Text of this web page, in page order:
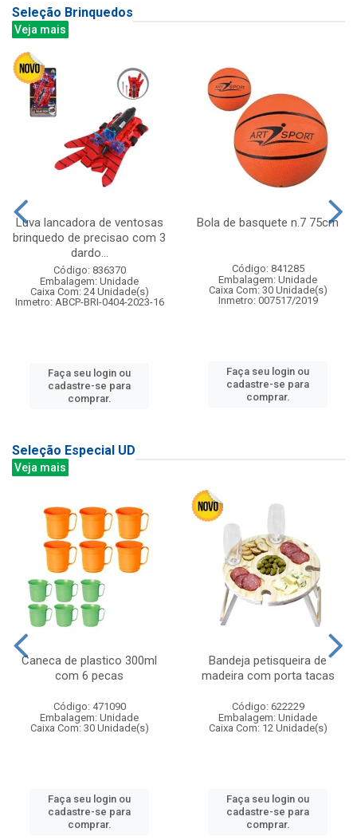
Seleção Brinquedos
Veja mais
Luva lancadora de ventosas
brinquedo de precisao com 3
dardo...
Código: 836370
Embalagem: Unidade
Caixa Com: 24 Unidade(s)
Inmetro: ABCP-BRI-0404-2023-16
Faça seu login ou
cadastre-se para
comprar.
Bola de basquete n.7 75cm
Código: 841285
Embalagem: Unidade
Caixa Com: 30 Unidade(s)
Inmetro: 007517/2019
Faça seu login ou
cadastre-se para
comprar.
Seleção Especial UD
Veja mais
Caneca de plastico 300ml
com 6 pecas
Código: 471090
Embalagem: Unidade
Caixa Com: 30 Unidade(s)
Faça seu login ou
cadastre-se para
comprar.
Bandeja petisqueira de
madeira com porta tacas
Código: 622229
Embalagem: Unidade
Caixa Com: 12 Unidade(s)
Faça seu login ou
cadastre-se para
comprar.